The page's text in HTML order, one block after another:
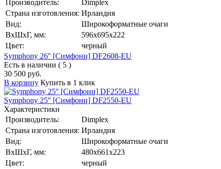
Производитель:
Dimplex
Страна изготовления: Ирландия
Вид:
Широкоформатные очаги
ВхШхГ, мм:
596х695х222
Цвет:
черный
Symphony 26'' [Симфони] DF2608-EU
Есть в наличии ( 5 )
30 500 руб.
В корзину Купить в 1 клик
Symphony 25'' [Симфони] DF2550-EU
Характеристики
Производитель:
Dimplex
Страна изготовления: Ирландия
Вид:
Широкоформатные очаги
ВхШхГ, мм:
480х661х223
Цвет:
черный